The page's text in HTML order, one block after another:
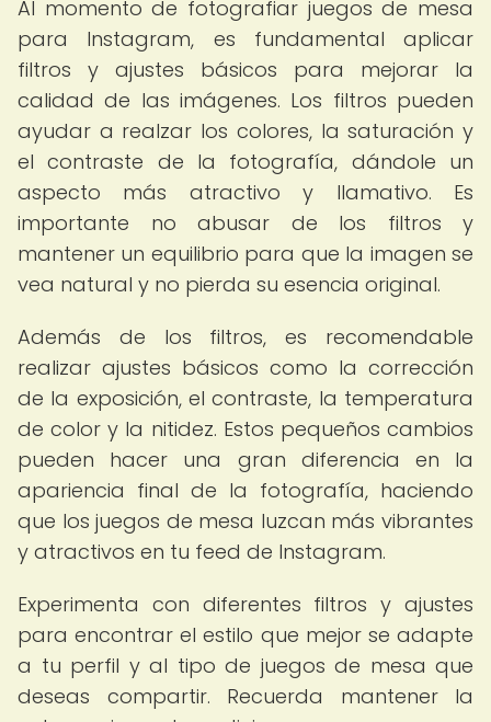
Al momento de fotografiar juegos de mesa
para Instagram, es fundamental aplicar
filtros y ajustes básicos para mejorar la
calidad de las imágenes. Los filtros pueden
ayudar a realzar los colores, la saturación y
el contraste de la fotografía, dándole un
aspecto más atractivo y llamativo. Es
importante no abusar de los filtros y
mantener un equilibrio para que la imagen se
vea natural y no pierda su esencia original.
Además de los filtros, es recomendable
realizar ajustes básicos como la corrección
de la exposición, el contraste, la temperatura
de color y la nitidez. Estos pequeños cambios
pueden hacer una gran diferencia en la
apariencia final de la fotografía, haciendo
que los juegos de mesa luzcan más vibrantes
y atractivos en tu feed de Instagram.
Experimenta con diferentes filtros y ajustes
para encontrar el estilo que mejor se adapte
a tu perfil y al tipo de juegos de mesa que
deseas compartir. Recuerda mantener la